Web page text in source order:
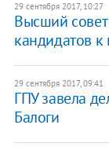
29 сентября 2017, 10:27
Высший
кандидатов
29 сентября 2017, 09:41
ГПУ завела
Балоги